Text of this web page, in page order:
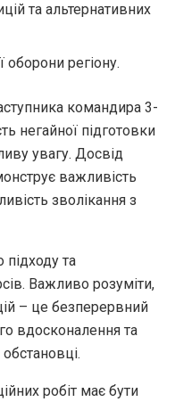
та альтернативних
оборони регіону.
командира 3-
негайної підготовки
увагу. Досвід
важливість
зволікання з
та
Важливо розуміти,
– це безперервний
вдосконалення та
робіт має бути